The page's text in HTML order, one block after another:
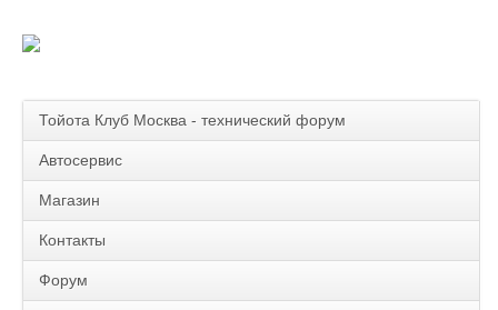
Тойота Клуб Москва - технический форум
Автосервис
Магазин
Контакты
Форум